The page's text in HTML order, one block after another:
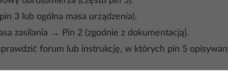
3 lub ogólna masa urządzenia).
zasilania → Pin 2 (zgodnie z dokumentacją).
forum lub instrukcję, w których pin 5